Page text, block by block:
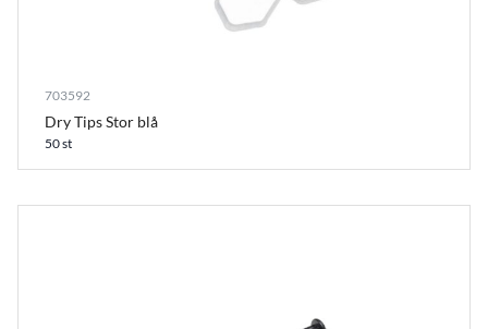
703592
Dry Tips Stor blå
50 st